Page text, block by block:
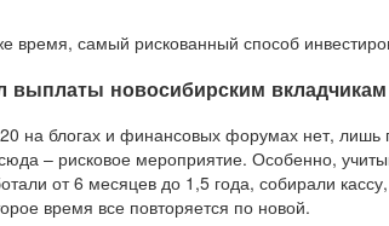
время, самый рискованный способ
выплаты новосибирским вкладчикам
на блогах и финансовых форумах нет, лишь
– рисковое мероприятие. Особенно,
от 6 месяцев до 1,5 года, собирали
время все повторяется по новой.